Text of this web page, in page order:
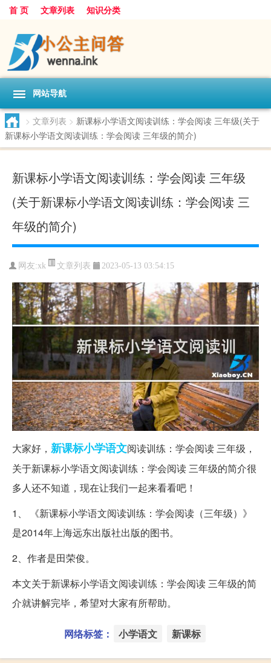
首 页 文章列表 知识分类
网站导航
> 文章列表 > 新课标小学语文阅读训练：学会阅读 三年级(关于
新课标小学语文阅读训练：学会阅读 三年级的简介)
新课标小学语文阅读训练：学会阅读 三年级
(关于新课标小学语文阅读训练：学会阅读 三
年级的简介)
网友:xk 文章列表 2023-05-13 03:54:15
大家好， 新课标小学语文阅读训练：学会阅读 三年级，
关于新课标小学语文阅读训练：学会阅读 三年级的简介很
多人还不知道，现在让我们一起来看看吧！
1、 《新课标小学语文阅读训练：学会阅读（三年级）》
是2014年上海远东出版社出版的图书。
2、作者是田荣俊。
本文关于新课标小学语文阅读训练：学会阅读 三年级的简
介就讲解完毕，希望对大家有所帮助。
网络标签： 小学语文 新课标